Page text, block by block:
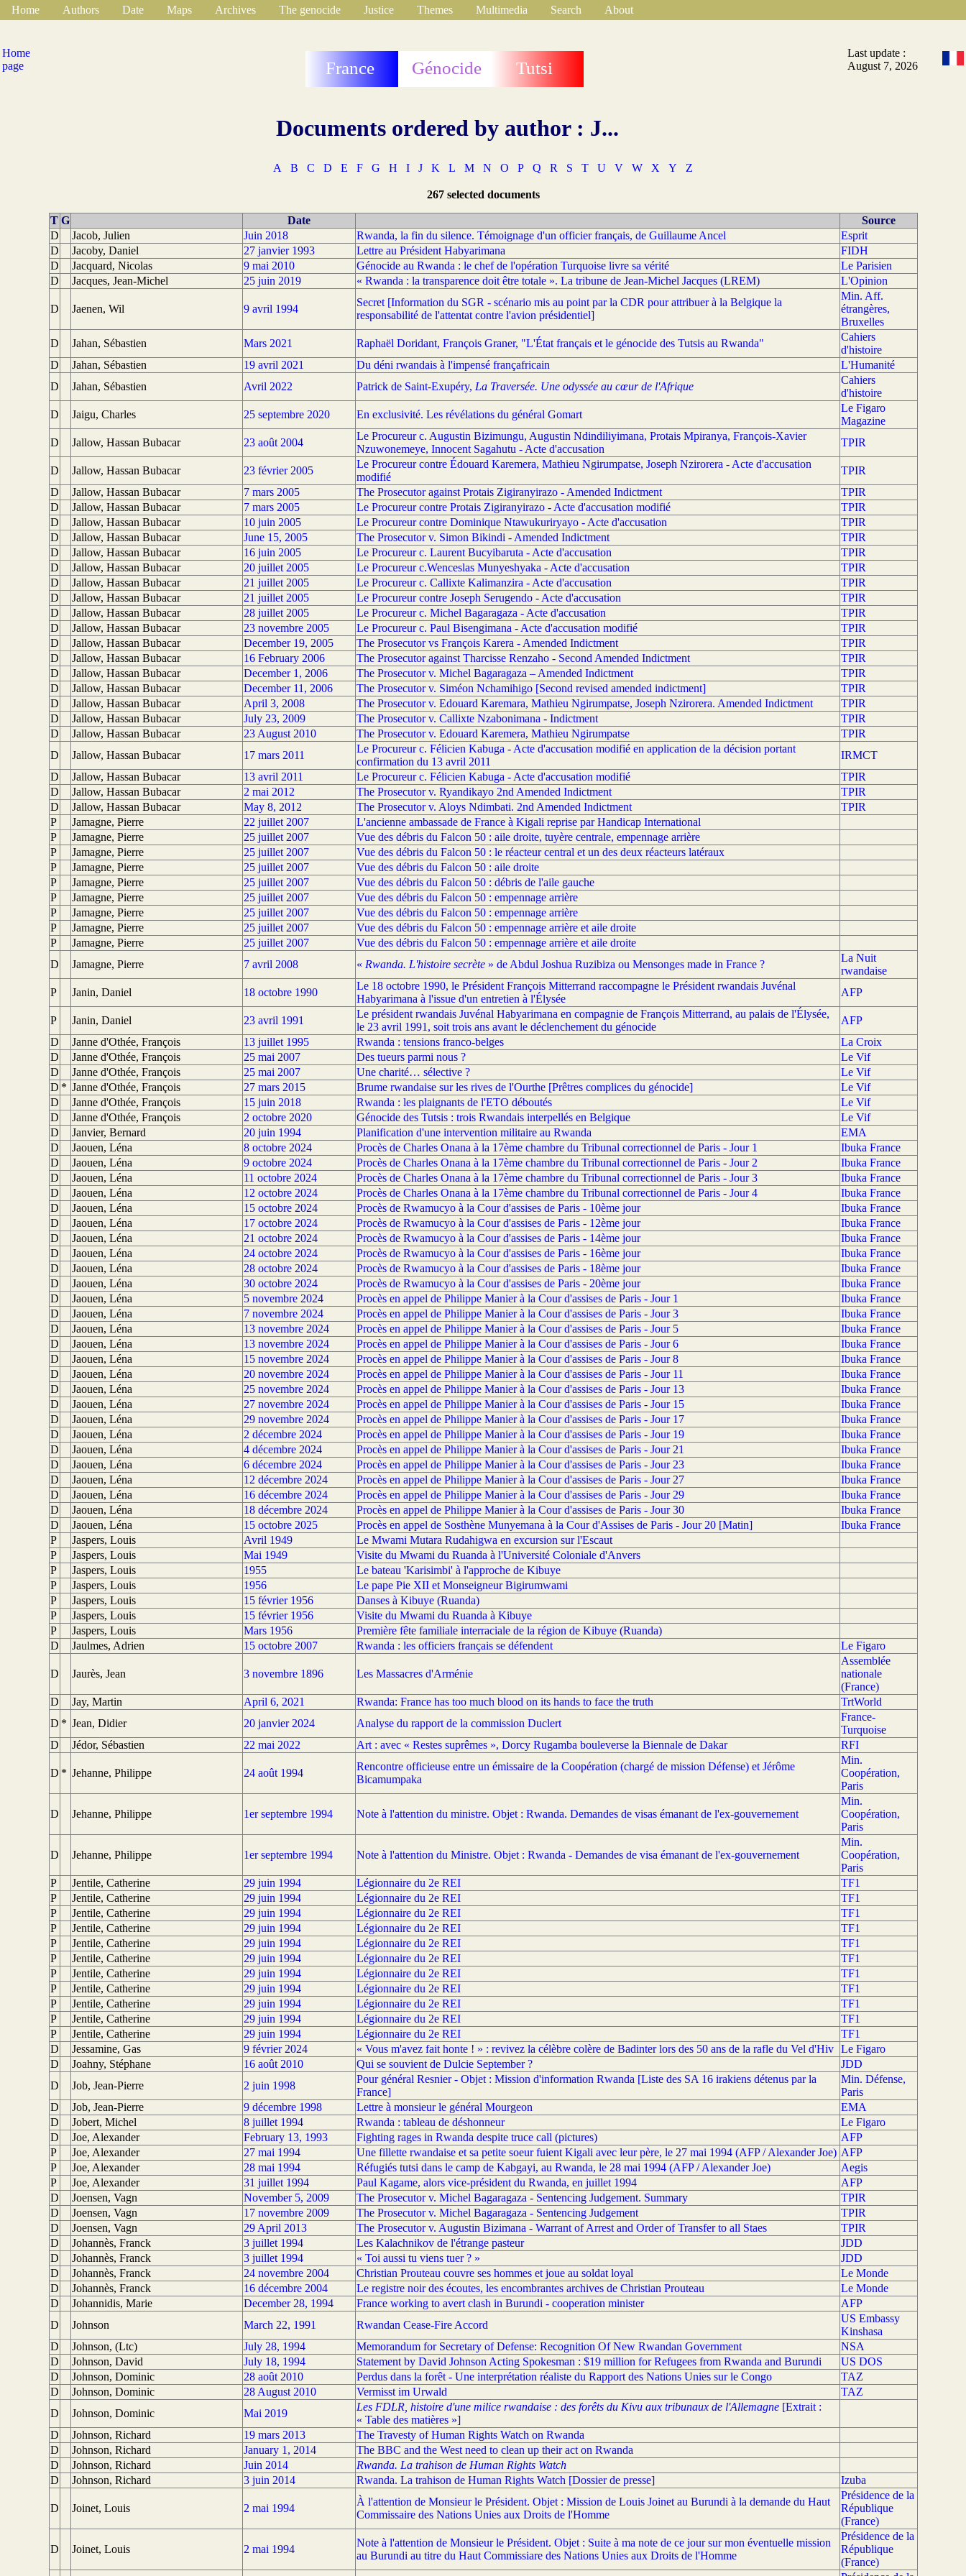
Home Authors Date Maps Archives The genocide Justice Themes Multimedia Search About
Home
page
France Génocide Tutsi
Last update :
August 7, 2026
Documents ordered by author : J...
A B C D E F G H I J K L M N O P Q R S T U V W X Y Z
267 selected documents
T G Date
Source
D
Jacob, Julien Juin 2018 Rwanda, la fin du silence. Témoignage d'un officier français, de Guillaume Ancel
Esprit
D
Jacoby, Daniel 27 janvier 1993 Lettre au Président Habyarimana
FIDH
D
Jacquard, Nicolas 9 mai 2010 Génocide au Rwanda : le chef de l'opération Turquoise livre sa vérité
Le Parisien
D
Jacques, Jean-Michel 25 juin 2019 « Rwanda : la transparence doit être totale ». La tribune de Jean-Michel Jacques (LREM) L'Opinion
D Jaenen, Wil 9 avril 1994
Secret [Information du SGR - scénario mis au point par la CDR pour attribuer à la Belgique la
responsabilité de l'attentat contre l'avion présidentiel]
Min. Aff.
étrangères,
Bruxelles
D
Jahan, Sébastien Mars 2021 Raphaël Doridant, François Graner, "L'État français et le génocide des Tutsis au Rwanda"
Cahiers
d'histoire
D
Jahan, Sébastien 19 avril 2021 Du déni rwandais à l'impensé françafricain
L'Humanité
D
Jahan, Sébastien Avril 2022 Patrick de Saint-Exupéry, La Traversée. Une odyssée au cœur de l'Afrique
Cahiers
d'histoire
D
Jaigu, Charles 25 septembre 2020 En exclusivité. Les révélations du général Gomart
Le Figaro
Magazine
D
Jallow, Hassan Bubacar 23 août 2004
Le Procureur c. Augustin Bizimungu, Augustin Ndindiliyimana, Protais Mpiranya, François-Xavier
Nzuwonemeye, Innocent Sagahutu - Acte d'accusation
TPIR
D Jallow, Hassan Bubacar 23 février 2005
Le Procureur contre Édouard Karemera, Mathieu Ngirumpatse, Joseph Nzirorera - Acte d'accusation
modifié
TPIR
D
Jallow, Hassan Bubacar 7 mars 2005 The Prosecutor against Protais Zigiranyirazo - Amended Indictment
TPIR
D
Jallow, Hassan Bubacar 7 mars 2005 Le Procureur contre Protais Zigiranyirazo - Acte d'accusation modifié
TPIR
D
Jallow, Hassan Bubacar 10 juin 2005 Le Procureur contre Dominique Ntawukuriryayo - Acte d'accusation
TPIR
D
Jallow, Hassan Bubacar June 15, 2005 The Prosecutor v. Simon Bikindi - Amended Indictment
TPIR
D
Jallow, Hassan Bubacar 16 juin 2005 Le Procureur c. Laurent Bucyibaruta - Acte d'accusation
TPIR
D
Jallow, Hassan Bubacar 20 juillet 2005 Le Procureur c.Wenceslas Munyeshyaka - Acte d'accusation
TPIR
D
Jallow, Hassan Bubacar 21 juillet 2005 Le Procureur c. Callixte Kalimanzira - Acte d'accusation
TPIR
D
Jallow, Hassan Bubacar 21 juillet 2005 Le Procureur contre Joseph Serugendo - Acte d'accusation
TPIR
D
Jallow, Hassan Bubacar 28 juillet 2005 Le Procureur c. Michel Bagaragaza - Acte d'accusation
TPIR
D
Jallow, Hassan Bubacar 23 novembre 2005 Le Procureur c. Paul Bisengimana - Acte d'accusation modifié
TPIR
D
Jallow, Hassan Bubacar December 19, 2005 The Prosecutor vs François Karera - Amended Indictment
TPIR
D
Jallow, Hassan Bubacar 16 February 2006 The Prosecutor against Tharcisse Renzaho - Second Amended Indictment
TPIR
D
Jallow, Hassan Bubacar December 1, 2006 The Prosecutor v. Michel Bagaragaza – Amended Indictment
TPIR
D
Jallow, Hassan Bubacar December 11, 2006 The Prosecutor v. Siméon Nchamihigo [Second revised amended indictment]
TPIR
D
Jallow, Hassan Bubacar April 3, 2008 The Prosecutor v. Edouard Karemara, Mathieu Ngirumpatse, Joseph Nzirorera. Amended Indictment
TPIR
D
Jallow, Hassan Bubacar July 23, 2009 The Prosecutor v. Callixte Nzabonimana - Indictment
TPIR
D
Jallow, Hassan Bubacar 23 August 2010 The Prosecutor v. Edouard Karemera, Mathieu Ngirumpatse
TPIR
D
Jallow, Hassan Bubacar 17 mars 2011
Le Procureur c. Félicien Kabuga - Acte d'accusation modifié en application de la décision portant
confirmation du 13 avril 2011
IRMCT
D
Jallow, Hassan Bubacar 13 avril 2011 Le Procureur c. Félicien Kabuga - Acte d'accusation modifié
TPIR
D
Jallow, Hassan Bubacar 2 mai 2012 The Prosecutor v. Ryandikayo 2nd Amended Indictment
TPIR
D
Jallow, Hassan Bubacar May 8, 2012 The Prosecutor v. Aloys Ndimbati. 2nd Amended Indictment
TPIR
P
Jamagne, Pierre 22 juillet 2007
L'ancienne ambassade de France à Kigali reprise par Handicap International
P
Jamagne, Pierre 25 juillet 2007
Vue des débris du Falcon 50 : aile droite, tuyère centrale, empennage arrière
P
Jamagne, Pierre 25 juillet 2007
Vue des débris du Falcon 50 : le réacteur central et un des deux réacteurs latéraux
P
Jamagne, Pierre 25 juillet 2007
Vue des débris du Falcon 50 : aile droite
P
Jamagne, Pierre 25 juillet 2007
Vue des débris du Falcon 50 : débris de l'aile gauche
P
Jamagne, Pierre 25 juillet 2007
Vue des débris du Falcon 50 : empennage arrière
P
Jamagne, Pierre 25 juillet 2007
Vue des débris du Falcon 50 : empennage arrière
P
Jamagne, Pierre 25 juillet 2007
Vue des débris du Falcon 50 : empennage arrière et aile droite
P
Jamagne, Pierre 25 juillet 2007
Vue des débris du Falcon 50 : empennage arrière et aile droite
D
Jamagne, Pierre 7 avril 2008 « Rwanda. L'histoire secrète» de Abdul Joshua Ruzibiza ou Mensonges made in France ?
La Nuit
rwandaise
P
Janin, Daniel 18 octobre 1990
Le 18 octobre 1990, le Président François Mitterrand raccompagne le Président rwandais Juvénal
Habyarimana à l'issue d'un entretien à l'Élysée
AFP
P Janin, Daniel 23 avril 1991
Le président rwandais Juvénal Habyarimana en compagnie de François Mitterrand, au palais de l'Élysée,
le 23 avril 1991, soit trois ans avant le déclenchement du génocide
AFP
D
Janne d'Othée, François 13 juillet 1995 Rwanda : tensions franco-belges
La Croix
D
Janne d'Othée, François 25 mai 2007 Des tueurs parmi nous ?
Le Vif
D
Janne d'Othée, François 25 mai 2007 Une charité… sélective ?
Le Vif
D * Janne d'Othée, François 27 mars 2015 Brume rwandaise sur les rives de l'Ourthe [Prêtres complices du génocide]
Le Vif
D
Janne d'Othée, François 15 juin 2018 Rwanda : les plaignants de l'ETO déboutés
Le Vif
D
Janne d'Othée, François 2 octobre 2020 Génocide des Tutsis : trois Rwandais interpellés en Belgique
Le Vif
D
Janvier, Bernard 20 juin 1994 Planification d'une intervention militaire au Rwanda
EMA
D
Jaouen, Léna 8 octobre 2024 Procès de Charles Onana à la 17ème chambre du Tribunal correctionnel de Paris - Jour 1
Ibuka France
D
Jaouen, Léna 9 octobre 2024 Procès de Charles Onana à la 17ème chambre du Tribunal correctionnel de Paris - Jour 2
Ibuka France
D
Jaouen, Léna 11 octobre 2024 Procès de Charles Onana à la 17ème chambre du Tribunal correctionnel de Paris - Jour 3
Ibuka France
D
Jaouen, Léna 12 octobre 2024 Procès de Charles Onana à la 17ème chambre du Tribunal correctionnel de Paris - Jour 4
Ibuka France
D
Jaouen, Léna 15 octobre 2024 Procès de Rwamucyo à la Cour d'assises de Paris - 10ème jour
Ibuka France
D
Jaouen, Léna 17 octobre 2024 Procès de Rwamucyo à la Cour d'assises de Paris - 12ème jour
Ibuka France
D
Jaouen, Léna 21 octobre 2024 Procès de Rwamucyo à la Cour d'assises de Paris - 14ème jour
Ibuka France
D
Jaouen, Léna 24 octobre 2024 Procès de Rwamucyo à la Cour d'assises de Paris - 16ème jour
Ibuka France
D
Jaouen, Léna 28 octobre 2024 Procès de Rwamucyo à la Cour d'assises de Paris - 18ème jour
Ibuka France
D
Jaouen, Léna 30 octobre 2024 Procès de Rwamucyo à la Cour d'assises de Paris - 20ème jour
Ibuka France
D
Jaouen, Léna 5 novembre 2024 Procès en appel de Philippe Manier à la Cour d'assises de Paris - Jour 1
Ibuka France
D
Jaouen, Léna 7 novembre 2024 Procès en appel de Philippe Manier à la Cour d'assises de Paris - Jour 3
Ibuka France
D
Jaouen, Léna 13 novembre 2024 Procès en appel de Philippe Manier à la Cour d'assises de Paris - Jour 5
Ibuka France
D
Jaouen, Léna 13 novembre 2024 Procès en appel de Philippe Manier à la Cour d'assises de Paris - Jour 6
Ibuka France
D
Jaouen, Léna 15 novembre 2024 Procès en appel de Philippe Manier à la Cour d'assises de Paris - Jour 8
Ibuka France
D
Jaouen, Léna 20 novembre 2024 Procès en appel de Philippe Manier à la Cour d'assises de Paris - Jour 11
Ibuka France
D
Jaouen, Léna 25 novembre 2024 Procès en appel de Philippe Manier à la Cour d'assises de Paris - Jour 13
Ibuka France
D
Jaouen, Léna 27 novembre 2024 Procès en appel de Philippe Manier à la Cour d'assises de Paris - Jour 15
Ibuka France
D
Jaouen, Léna 29 novembre 2024 Procès en appel de Philippe Manier à la Cour d'assises de Paris - Jour 17
Ibuka France
D
Jaouen, Léna 2 décembre 2024 Procès en appel de Philippe Manier à la Cour d'assises de Paris - Jour 19
Ibuka France
D
Jaouen, Léna 4 décembre 2024 Procès en appel de Philippe Manier à la Cour d'assises de Paris - Jour 21
Ibuka France
D
Jaouen, Léna 6 décembre 2024 Procès en appel de Philippe Manier à la Cour d'assises de Paris - Jour 23
Ibuka France
D
Jaouen, Léna 12 décembre 2024 Procès en appel de Philippe Manier à la Cour d'assises de Paris - Jour 27
Ibuka France
D
Jaouen, Léna 16 décembre 2024 Procès en appel de Philippe Manier à la Cour d'assises de Paris - Jour 29
Ibuka France
D
Jaouen, Léna 18 décembre 2024 Procès en appel de Philippe Manier à la Cour d'assises de Paris - Jour 30
Ibuka France
D
Jaouen, Léna 15 octobre 2025 Procès en appel de Sosthène Munyemana à la Cour d'Assises de Paris - Jour 20 [Matin]
Ibuka France
P
Jaspers, Louis Avril 1949
Le Mwami Mutara Rudahigwa en excursion sur l'Escaut
P
Jaspers, Louis Mai 1949
Visite du Mwami du Ruanda à l'Université Coloniale d'Anvers
P
Jaspers, Louis 1955
Le bateau 'Karisimbi' à l'approche de Kibuye
P
Jaspers, Louis 1956
Le pape Pie XII et Monseigneur Bigirumwami
P
Jaspers, Louis 15 février 1956
Danses à Kibuye (Ruanda)
P
Jaspers, Louis 15 février 1956
Visite du Mwami du Ruanda à Kibuye
P
Jaspers, Louis Mars 1956
Première fête familiale interraciale de la région de Kibuye (Ruanda)
D
Jaulmes, Adrien 15 octobre 2007 Rwanda : les officiers français se défendent Le Figaro
D Jaurès, Jean 3 novembre 1896 Les Massacres d'Arménie
Assemblée
nationale
(France)
D
Jay, Martin April 6, 2021 Rwanda: France has too much blood on its hands to face the truth
TrtWorld
D * Jean, Didier 20 janvier 2024 Analyse du rapport de la commission Duclert
France-
Turquoise
D
Jédor, Sébastien 22 mai 2022 Art : avec « Restes suprêmes », Dorcy Rugamba bouleverse la Biennale de Dakar RFI
D * Jehanne, Philippe 24 août 1994
Rencontre officieuse entre un émissaire de la Coopération (chargé de mission Défense) et Jérôme
Bicamumpaka
Min.
Coopération,
Paris
D Jehanne, Philippe 1er septembre 1994 Note à l'attention du ministre. Objet : Rwanda. Demandes de visas émanant de l'ex-gouvernement
Min.
Coopération,
Paris
D Jehanne, Philippe 1er septembre 1994 Note à l'attention du Ministre. Objet : Rwanda - Demandes de visa émanant de l'ex-gouvernement
Min.
Coopération,
Paris
P
Jentile, Catherine 29 juin 1994 Légionnaire du 2e REI
TF1
P
Jentile, Catherine 29 juin 1994 Légionnaire du 2e REI
TF1
P
Jentile, Catherine 29 juin 1994 Légionnaire du 2e REI
TF1
P
Jentile, Catherine 29 juin 1994 Légionnaire du 2e REI
TF1
P
Jentile, Catherine 29 juin 1994 Légionnaire du 2e REI
TF1
P
Jentile, Catherine 29 juin 1994 Légionnaire du 2e REI
TF1
P
Jentile, Catherine 29 juin 1994 Légionnaire du 2e REI
TF1
P
Jentile, Catherine 29 juin 1994 Légionnaire du 2e REI
TF1
P
Jentile, Catherine 29 juin 1994 Légionnaire du 2e REI
TF1
P
Jentile, Catherine 29 juin 1994 Légionnaire du 2e REI
TF1
P
Jentile, Catherine 29 juin 1994 Légionnaire du 2e REI
TF1
D
Jessamine, Gas 9 février 2024 « Vous m'avez fait honte ! » : revivez la célèbre colère de Badinter lors des 50 ans de la rafle du Vel d'Hiv
Le Figaro
D
Joahny, Stéphane 16 août 2010 Qui se souvient de Dulcie September ?
JDD
D
Job, Jean-Pierre 2 juin 1998
Pour général Resnier - Objet : Mission d'information Rwanda [Liste des SA 16 irakiens détenus par la
France]
Min. Défense,
Paris
D
Job, Jean-Pierre 9 décembre 1998 Lettre à monsieur le général Mourgeon
EMA
D
Jobert, Michel 8 juillet 1994 Rwanda : tableau de déshonneur
Le Figaro
D
Joe, Alexander February 13, 1993 Fighting rages in Rwanda despite truce call (pictures)
AFP
P
Joe, Alexander 27 mai 1994 Une fillette rwandaise et sa petite soeur fuient Kigali avec leur père, le 27 mai 1994 (AFP / Alexander Joe) AFP
P
Joe, Alexander 28 mai 1994 Réfugiés tutsi dans le camp de Kabgayi, au Rwanda, le 28 mai 1994 (AFP / Alexander Joe)
Aegis
P
Joe, Alexander 31 juillet 1994 Paul Kagame, alors vice-président du Rwanda, en juillet 1994
AFP
D
Joensen, Vagn November 5, 2009 The Prosecutor v. Michel Bagaragaza - Sentencing Judgement. Summary
TPIR
D
Joensen, Vagn 17 novembre 2009 The Prosecutor v. Michel Bagaragaza - Sentencing Judgement
TPIR
D
Joensen, Vagn 29 April 2013 The Prosecutor v. Augustin Bizimana - Warrant of Arrest and Order of Transfer to all Staes
TPIR
D
Johannès, Franck 3 juillet 1994 Les Kalachnikov de l'étrange pasteur
JDD
D
Johannès, Franck 3 juillet 1994 « Toi aussi tu viens tuer ? »
JDD
D
Johannès, Franck 24 novembre 2004 Christian Prouteau couvre ses hommes et joue au soldat loyal
Le Monde
D
Johannès, Franck 16 décembre 2004 Le registre noir des écoutes, les encombrantes archives de Christian Prouteau
Le Monde
D
Johannidis, Marie December 28, 1994 France working to avert clash in Burundi - cooperation minister
AFP
D
Johnson March 22, 1991 Rwandan Cease-Fire Accord
US Embassy
Kinshasa
D
Johnson, (Ltc) July 28, 1994 Memorandum for Secretary of Defense: Recognition Of New Rwandan Government
NSA
D
Johnson, David July 18, 1994 Statement by David Johnson Acting Spokesman : $19 million for Refugees from Rwanda and Burundi
US DOS
D
Johnson, Dominic 28 août 2010 Perdus dans la forêt - Une interprétation réaliste du Rapport des Nations Unies sur le Congo
TAZ
D
Johnson, Dominic 28 August 2010 Vermisst im Urwald
TAZ
D
Johnson, Dominic Mai 2019
Les FDLR, histoire d'une milice rwandaise : des forêts du Kivu aux tribunaux de l'Allemagne[Extrait :
« Table des matières »]
D
Johnson, Richard 19 mars 2013
The Travesty of Human Rights Watch on Rwanda
D
Johnson, Richard January 1, 2014
The BBC and the West need to clean up their act on Rwanda
D
Johnson, Richard Juin 2014
Rwanda. La trahison de Human Rights Watch
D
Johnson, Richard 3 juin 2014 Rwanda. La trahison de Human Rights Watch [Dossier de presse] Izuba
D Joinet, Louis 2 mai 1994
À l'attention de Monsieur le Président. Objet : Mission de Louis Joinet au Burundi à la demande du Haut
Commissaire des Nations Unies aux Droits de l'Homme
Présidence de la
République
(France)
D Joinet, Louis 2 mai 1994
Note à l'attention de Monsieur le Président. Objet : Suite à ma note de ce jour sur mon éventuelle mission
au Burundi au titre du Haut Commissiare des Nations Unies aux Droits de l'Homme
Présidence de la
République
(France)